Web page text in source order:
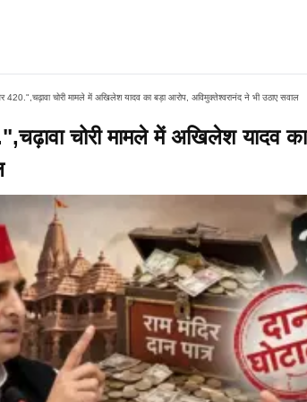
420.",चढ़ावा चोरी मामले में अखिलेश यादव का बड़ा आरोप, अविमुक्तेश्वरानंद ने भी उठाए सवाल
चोरी मामले में अखिलेश यादव